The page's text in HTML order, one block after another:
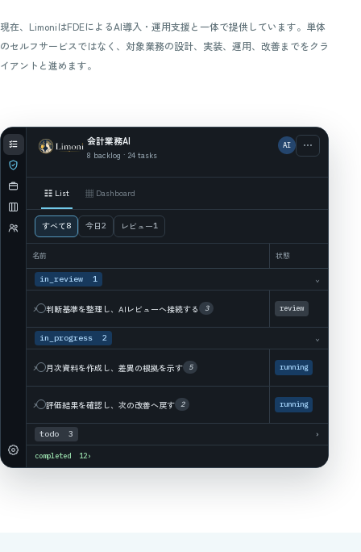
現在、LimoniはFDEによるAI導入・運用支援と一体で提供しています。単体
のセルフサービスではなく、対象業務の設計、実装、運用、改善までをクラ
イアントと進めます。
会計業務AI
8 backlog · 24 tasks
AI •••
☷ List ▦ Dashboard
すべて8 今日2 レビュー1
名前 状態
in_review 1 ⌄
› 判断基準を整理し、AIレビューへ接続する 3 review
in_progress 2 ⌄
› 月次資料を作成し、差異の根拠を示す 5 running
› 評価結果を確認し、次の改善へ戻す 2 running
todo 3 ›
completed 12›